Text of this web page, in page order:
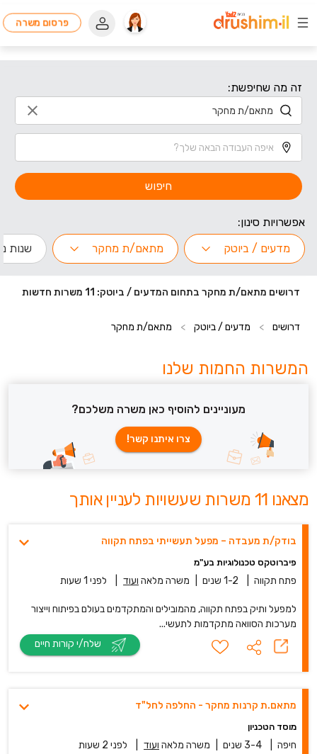
פרסום משרה
זה מה שחיפשת:
חיפוש
אפשרויות סינון:
מדעים / ביוטק
מתאם/ת מחקר שנות
דרושים מתאם/ת מחקר בתחום המדעים / ביוטק: 11 משרות חדשות
דרושים > מדעים / ביוטק > מתאם/ת מחקר
המשרות החמות שלנו
מעוניינים להוסיף כאן משרה משלכם?
צרו איתנו קשר!
מצאנו 11 משרות שעשויות לעניין אותך
בודק/ת מעבדה – מפעל תעשייתי בפתח תקווה
פיברוטקס טכנולוגיות בע"מ
פתח תקווה 1-2 שנים משרה מלאה ועוד לפני 1 שעות
למפעל ותיק בפתח תקווה, מהמובילים והמתקדמים בעולם בפיתוח וייצור
מערכות הסוואה מתקדמות לתעשי...
מתאם.ת קרנות מחקר - החלפה לחל"ד
מוסד הטכניון
חיפה 3-4 שנים משרה מלאה ועוד לפני 2 שעות